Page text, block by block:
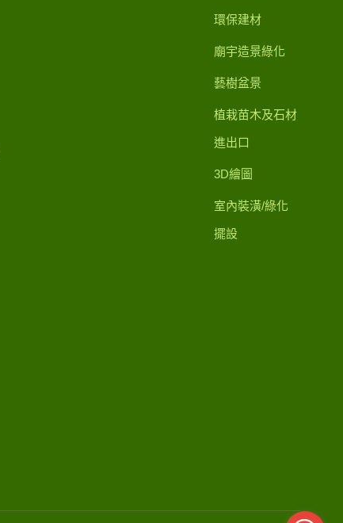
環保建材
廟宇造景綠化
藝樹盆景
植栽苗木及石材
進出口
3D繪圖
室內裝潢/綠化
擺設